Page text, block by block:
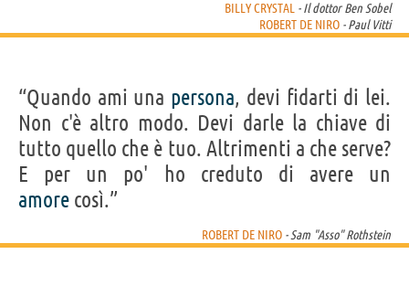
BILLY CRYSTAL - Il dottor Ben Sobel
ROBERT DE NIRO - Paul Vitti
“Quando ami una persona, devi fidarti di lei.
Non c'è altro modo. Devi darle la chiave di
tutto quello che è tuo. Altrimenti a che serve?
E per un po' ho creduto di avere un
amore così.”
ROBERT DE NIRO - Sam "Asso" Rothstein